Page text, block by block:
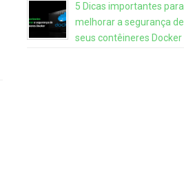
5 Dicas importantes para
melhorar a segurança de
seus contêineres Docker